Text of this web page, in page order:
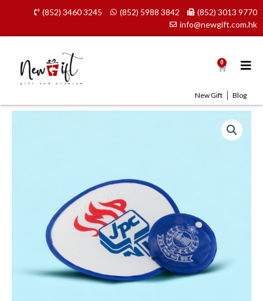
content
(852) 3460 3245 (852) 5988 3842
(852) 3013 9770
info@newgift.com.hk
0 Cart
New Gift Blog